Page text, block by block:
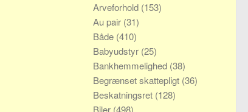
Arveforhold (153)
Au pair (31)
Både (410)
Babyudstyr (25)
Bankhemmelighed (38)
Begrænset skattepligt (36)
Beskatningsret (128)
Biler (498)